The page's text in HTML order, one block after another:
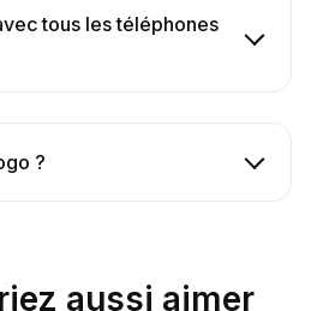
tous les téléphones
?
aussi aimer